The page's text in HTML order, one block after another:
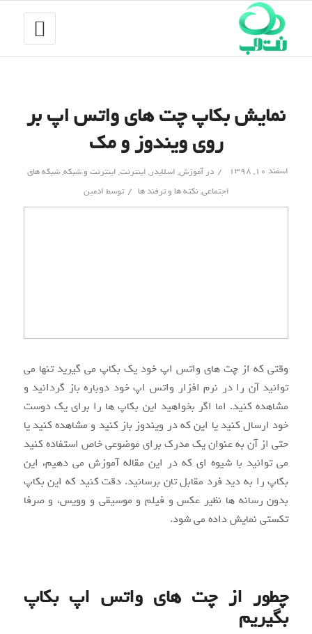
نمایش بکاپ چت های واتس اپ بر
روی ویندوز و مک
اسفند ۱۰, ۱۳۹۸ / درآموزش, اسلایدر, اینترنت, اینترنت و شبکه‌,شبکه های
اجتماعی,نکته ها و ترفند ها / توسط ادمین
وقتی که از چت های واتس اپ خود یک بکاپ می گیرید تنها می
توانید آن را در نرم افزار واتس اپ خود دوباره باز گردانید و
مشاهده کنید. اما اگر بخواهید این بکاپ ها را برای یک دوست
خود ارسال کنید یا این که در ویندوز باز کنید و مشاهده کنید یا
حتی از آن به عنوان یک مدرک برای موضوعی خاص استفاده کنید
می توانید با شیوه ای که در این مقاله آموزش می دهیم، این
بکاپ را به دید فرد مقابل تان برسانید. دقت کنید که این بکاپ
بدون رسانه ها نظیر عکس و فیلم و موسیقی و وویس، و صرفا
تکستی نمایش داده می شود.
چطور از چت های واتس اپ بکاپ
بگیریم